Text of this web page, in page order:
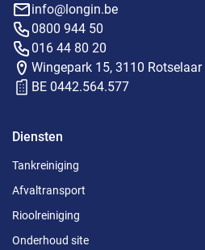
info@longin.be
0800 944 50
016 44 80 20
Wingepark 15, 3110 Rotselaar
BE 0442.564.577
Diensten
Tankreiniging
Afvaltransport
Rioolreiniging
Onderhoud site